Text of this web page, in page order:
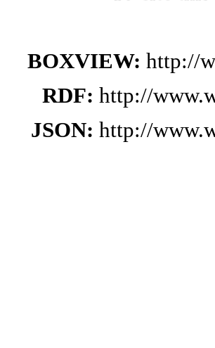
BOXVIEW: http://
RDF: http://
JSON: http://